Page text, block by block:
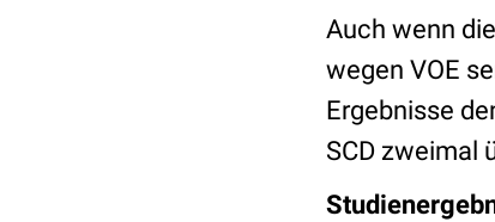
Auch wenn
wegen VOE
Ergebnisse
SCD zweimal